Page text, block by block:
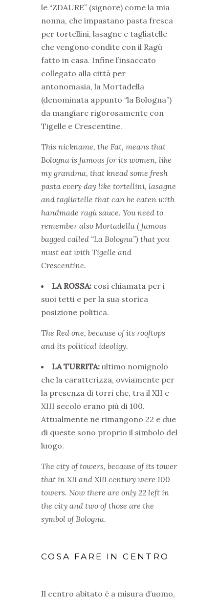
le “ZDAURE” (signore) come la mia
nonna, che impastano pasta fresca
per tortellini, lasagne e tagliatelle
che vengono condite con il Ragù
fatto in casa. Infine l’insaccato
collegato alla città per
antonomasia, la Mortadella
(denominata appunto “la Bologna”)
da mangiare rigorosamente con
Tigelle e Crescentine.
This nickname, the Fat, means that
Bologna is famous for its women, like
my grandma, that knead some fresh
pasta every day like tortellini, lasagne
and tagliatelle that can be eaten with
handmade ragù sauce. You need to
remember also Mortadella ( famous
bagged called “La Bologna”) that you
must eat with Tigelle and
Crescentine.
LA ROSSA: così chiamata per i
suoi tetti e per la sua storica
posizione politica.
The Red one, because of its rooftops
and its political ideoligy.
LA TURRITA: ultimo nomignolo
che la caratterizza, ovviamente per
la presenza di torri che, tra il XII e
XIII secolo erano più di 100.
Attualmente ne rimangono 22 e due
di queste sono proprio il simbolo del
luogo.
The city of towers, because of its tower
that in XII and XIII century were 100
towers. Now there are only 22 left in
the city and two of those are the
symbol of Bologna.
COSA FARE IN CENTRO
Il centro abitato è a misura d’uomo,